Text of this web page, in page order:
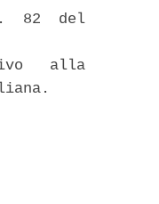
82  del
alla